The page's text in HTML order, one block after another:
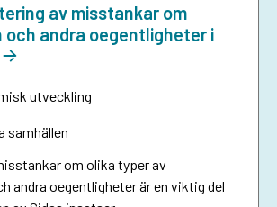
av misstankar om
och andra oegentligheter i
utveckling
samhällen
om olika typer av
andra oegentligheter är en viktig del